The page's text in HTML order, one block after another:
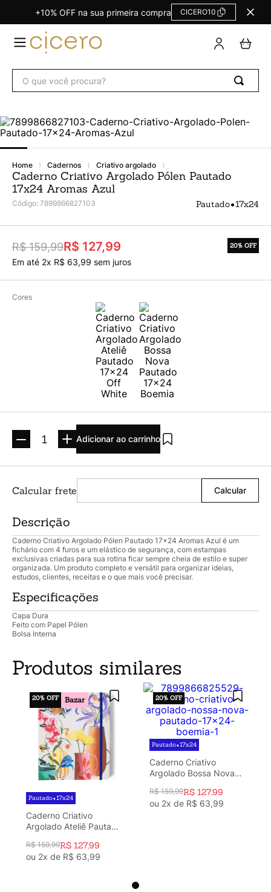
+10% OFF na sua primeira compra CICERO10
cadernos criativo argolado
Caderno Criativo Argolado Pólen Pautado
17x24 Aromas Azul
Código: 7899866827103 Pautado•17x24
R$ 159,99R$ 127,99
Em até 2x R$ 63,99 sem juros
20% OFF
Cores
Adicionar ao carrinho
Descrição
Caderno Criativo Argolado Pólen Pautado 17x24 Aromas Azul é um
fichário com 4 furos e um elástico de segurança, com estampas
exclusivas criadas para sua rotina ficar sempre cheia de estilo e super
organizada. Um produto completo e versátil para organizar ideias,
estudos, clientes, receitas e o que mais você precisar.
Especificações
Capa Dura
Feito com Papel Pólen
Bolsa Interna
Produtos similares
20% OFF Bazar
Pautado•17x24
Caderno Criativo
Argolado Ateliê Pautado
R$ 159,99R$ 127,99
ou 2x de R$ 63,99
20% OFF
Pautado•17x24
Caderno Criativo
Argolado Bossa Nova
R$ 159,99R$ 127,99
ou 2x de R$ 63,99
TERMOS
MAIS
Agendas Calendários
3ºFichário
4ºCaderno
Planner
Planner Permanente
Trancoso
Caderneta